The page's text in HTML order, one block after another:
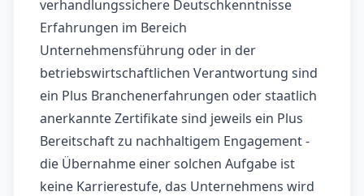
verhandlungssichere Deutschkenntnisse
Erfahrungen im Bereich
Unternehmensführung oder in der
betriebswirtschaftlichen Verantwortung sind
ein Plus Branchenerfahrungen oder staatlich
anerkannte Zertifikate sind jeweils ein Plus
Bereitschaft zu nachhaltigem Engagement -
die Übernahme einer solchen Aufgabe ist
keine Karrierestufe, das Unternehmens wird